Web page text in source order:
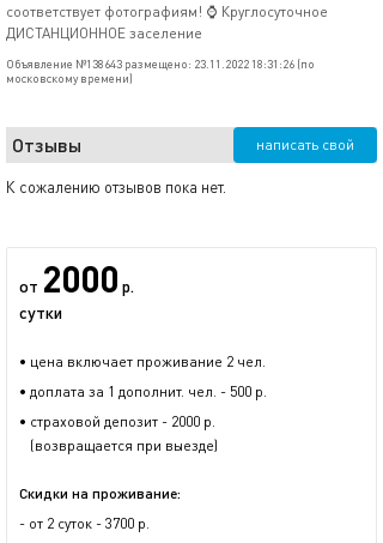
соответствует фотографиям! ⌚️ Круглосуточное
ДИСТАНЦИОННОЕ заселение
Объявление №138643 размещено: 23.11.2022 18:31:26 (по
московскому времени)
Отзывы написать свой
К сожалению отзывов пока нет.
от 2000 р.
сутки
• цена включает проживание 2 чел.
• доплата за 1 дополнит. чел. - 500 р.
• страховой депозит - 2000 р.
(возвращается при выезде)
Скидки на проживание:
- от 2 суток - 3700 р.